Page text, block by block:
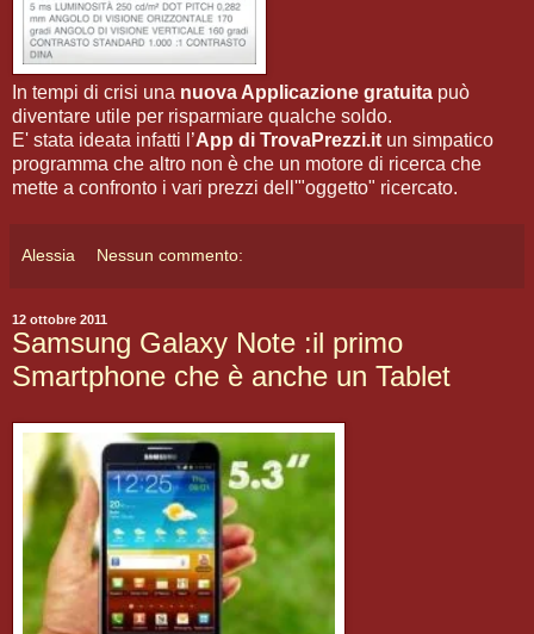
In tempi di crisi una nuova Applicazione gratuita può
diventare utile per risparmiare qualche soldo.
E' stata ideata infatti l’App di TrovaPrezzi.it un simpatico
programma che altro non è che un motore di ricerca che
mette a confronto i vari prezzi dell'"oggetto" ricercato.
Alessia Nessun commento:
12 ottobre 2011
Samsung Galaxy Note :il primo
Smartphone che è anche un Tablet